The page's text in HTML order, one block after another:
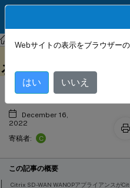
Citrix SD-WAN WANOP Citrix
HTML5用に
る
December 16,
2022
寄稿者:
C
この記事の概要
Citrix SD-WAN WANOPアプライアンスが
Webサイトの表示をブラウザー
はい いいえ